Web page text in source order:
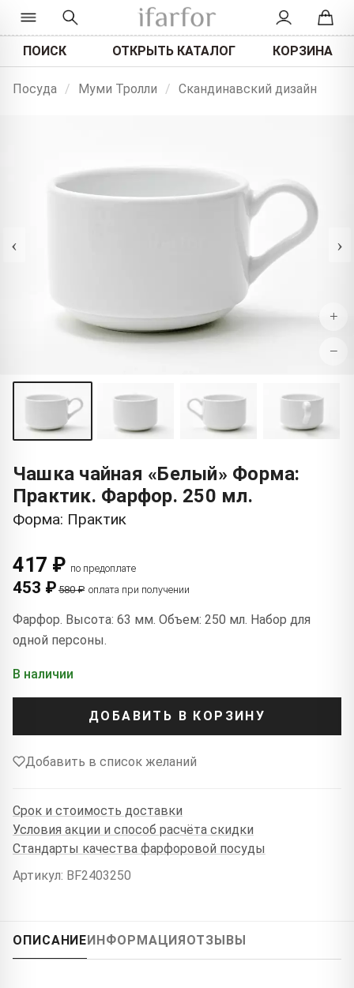
ПОИСК ОТКРЫТЬ КАТАЛОГ КОРЗИНА
Посуда / Муми Тролли / Скандинавский дизайн
‹ ›
+
−
Чашка чайная «Белый» Форма:
Практик. Фарфор. 250 мл.
Форма: Практик
417 ₽ по предоплате
453 ₽ 580 ₽ оплата при получении
Фарфор. Высота: 63 мм. Объем: 250 мл. Набор для
одной персоны.
В наличии
ДОБАВИТЬ В КОРЗИНУ
Добавить в список желаний
Срок и стоимость доставки
Условия акции и способ расчёта скидки
Стандарты качества фарфоровой посуды
Артикул: BF2403250
ОПИСАНИЕИНФОРМАЦИЯОТЗЫВЫ